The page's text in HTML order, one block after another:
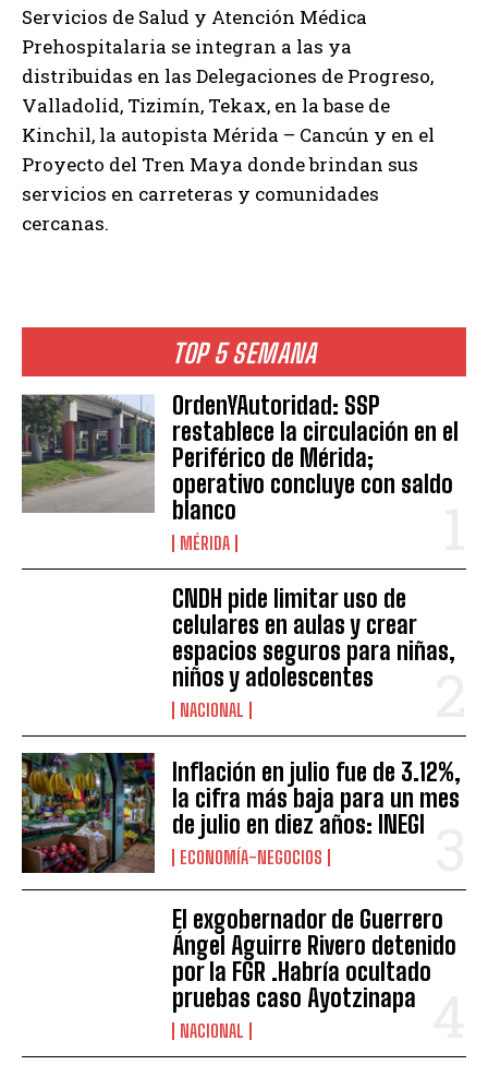
TOP 5 SEMANA
OrdenYAutoridad: SSP
restablece la circulación en el
Periférico de Mérida;
operativo concluye con saldo
blanco
MÉRIDA
CNDH pide limitar uso de
celulares en aulas y crear
espacios seguros para niñas,
niños y adolescentes
NACIONAL
Inflación en julio fue de 3.12%,
la cifra más baja para un mes
de julio en diez años: INEGI
ECONOMÍA-NEGOCIOS
El exgobernador de Guerrero
Ángel Aguirre Rivero detenido
por la FGR .Habría ocultado
pruebas caso Ayotzinapa
NACIONAL
Servicios de Salud y Atención Médica
Prehospitalaria se integran a las ya
distribuidas en las Delegaciones de Progreso,
Valladolid, Tizimín, Tekax, en la base de
Kinchil, la autopista Mérida – Cancún y en el
Proyecto del Tren Maya donde brindan sus
servicios en carreteras y comunidades
cercanas.